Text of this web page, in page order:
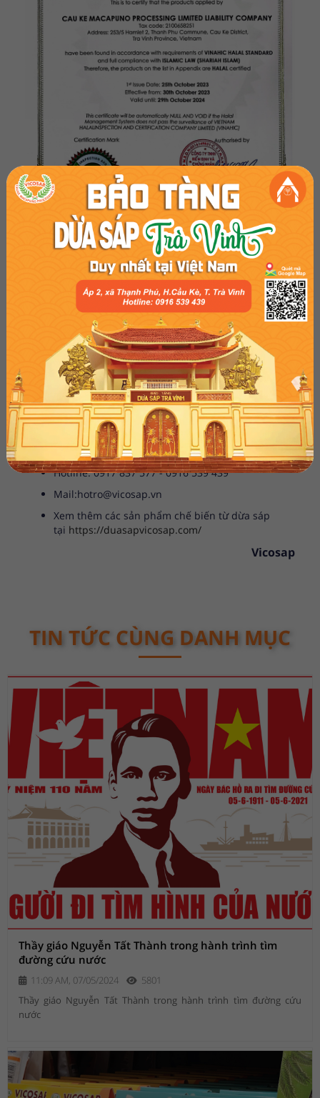
BÀI VIẾT LIÊN QUAN
TOP 5 ĐỊA ĐIỂM MUA KẸO DỪA SÁP VICOSAP
TOP 3 LOẠI BÁNH KẸO NÊN MUA CHO NGÀY TẾT
KẸO DỪA SÁP VICOSAP CÓ LÀM QUÀ TẾT ĐƯỢC
KHÔNG?
BẬT MÍ CÁCH KẸO DỪA SÁP NGON CHUẨN VỊ DỪA
SÁP MÀ KHÔNG PHẢI AI CŨNG BIẾT
Mọi thông tin chi tiết vui lòng liên hệ:
CÔNG TY TNHH CHẾ BIẾN DỪA SÁP CẦU KÈ
Địa chỉ: 253/5, Ấp 2, xã Thạnh Phú, huyện Cầu Kè,
tỉnh Trà Vinh
Hotline: 0917 837 577 - 0916 539 439
Mail:hotro@vicosap.vn
Xem thêm các sản phẩm chế biến từ dừa sáp
tại https://duasapvicosap.com/
Vicosap
TIN TỨC CÙNG DANH MỤC
Thầy giáo Nguyễn Tất Thành trong hành trình tìm
đường cứu nước
11:09 AM, 07/05/2024
5801
Thầy giáo Nguyễn Tất Thành trong hành trình tìm đường cứu
nước